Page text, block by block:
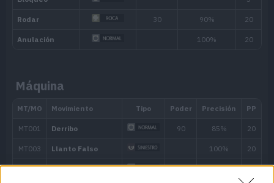
Habilidad oculta reduce otra.
Máquina